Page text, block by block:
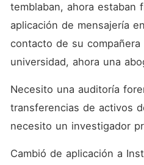
temblaban, ahora estaban
aplicación de mensajería
contacto de su
universidad, ahora una
Necesito una auditoría
transferencias de activos
necesito un investigador
Cambió de aplicación a